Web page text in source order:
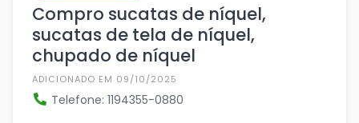
Compro sucatas de níquel,
sucatas de tela de níquel,
chupado de níquel
ADICIONADO EM 09/10/2025
Telefone: 1194355-0880